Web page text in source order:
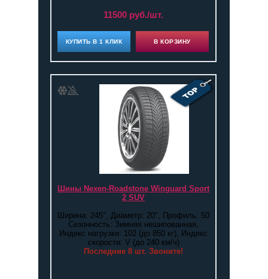
11500 руб./шт.
КУПИТЬ В 1 КЛИК В КОРЗИНУ
Шины Nexen-Roadstone Winguard Sport
2 SUV
Ширина: 245", Диаметр: 20", Профиль: 50
Сезонность: Зимняя нешипованная,
Индекс нагрузки: 102 (до 850 кг), Индекс
скорости: V (до 240 км/ч)
Последние 8 шт. Звоните!